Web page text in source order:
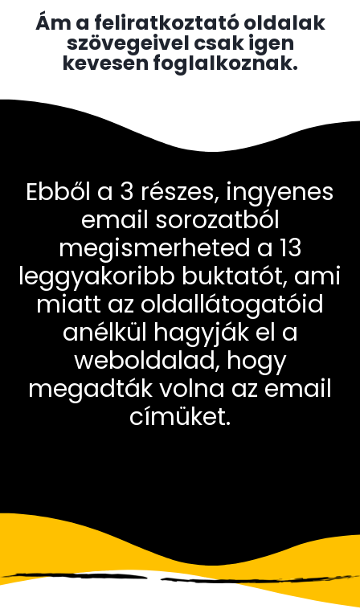
Ám a feliratkoztató oldalak
szövegeivel csak igen
kevesen foglalkoznak.
Ebből a 3 részes, ingyenes
email sorozatból
megismerheted a 13
leggyakoribb buktatót, ami
miatt az oldallátogatóid
anélkül hagyják el a
weboldalad, hogy
megadták volna az email
címüket.